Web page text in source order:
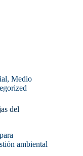
, Medio
del
ambiental